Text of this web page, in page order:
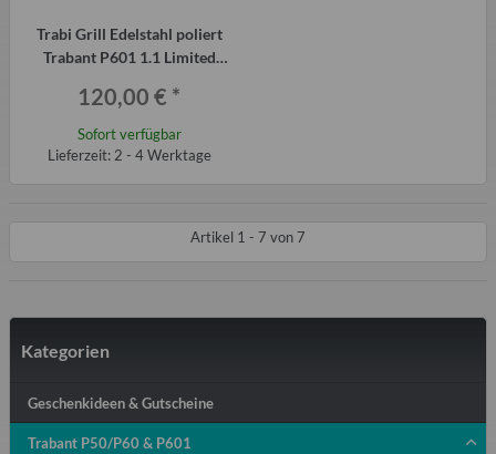
Trabi Grill Edelstahl poliert
Trabant P601 1.1 Limited
120,00 € *
Sofort verfügbar
Lieferzeit: 2 - 4 Werktage
Artikel 1 - 7 von 7
Kategorien
Geschenkideen & Gutscheine
Trabant P50/P60 & P601